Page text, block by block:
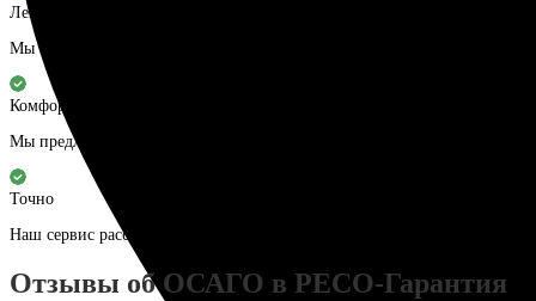
Легально
Мы гарантируем легальность выдаваемых полисов, статус ОСАГО сразу
Комфортно
Мы предлагаем максимально удобный сервис: оформим полис в РЕСО
Точно
Наш сервис рассчитает точную стоимость полиса РЕСО-Гарантия,
Отзывы об ОСАГО в РЕСО-Гарантия